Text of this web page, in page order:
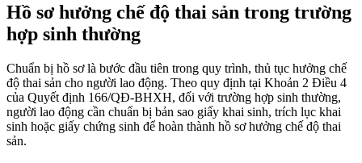
Hồ sơ hưởng chế độ thai sản trong trường
hợp sinh thường
Chuẩn bị hồ sơ là bước đầu tiên trong quy trình, thủ tục hưởng chế
độ thai sản cho người lao động. Theo quy định tại Khoản 2 Điều 4
của Quyết định 166/QĐ-BHXH, đối với trường hợp sinh thường,
người lao động cần chuẩn bị bản sao giấy khai sinh, trích lục khai
sinh hoặc giấy chứng sinh để hoàn thành hồ sơ hưởng chế độ thai
sản.